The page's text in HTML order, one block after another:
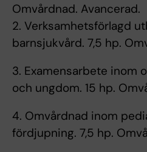
Omvårdnad. Avancerad.
2. Verksamhetsförlagd
barnsjukvård. 7,5 hp.
3. Examensarbete inom
och ungdom. 15 hp.
4. Omvårdnad inom
fördjupning. 7,5 hp.